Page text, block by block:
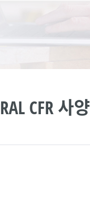
CFR 사양